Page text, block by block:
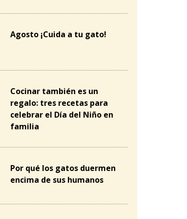
Agosto ¡Cuida a tu gato!
Cocinar también es un
regalo: tres recetas para
celebrar el Día del Niño en
familia
Por qué los gatos duermen
encima de sus humanos